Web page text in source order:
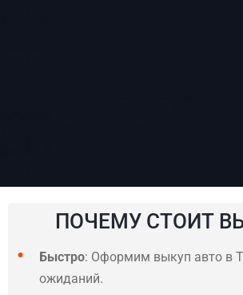
ПОЧЕМУ СТОИТ
Быстро: Оформим выкуп авто в
ожиданий.